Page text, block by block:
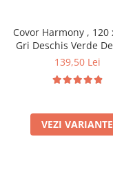
Covor Harmony , 120
Gri Deschis Verde
11902A
139,50 Lei
VEZI VARIANTE